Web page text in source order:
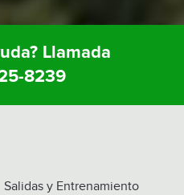
Llamada
8239
Salidas y Entrenamiento